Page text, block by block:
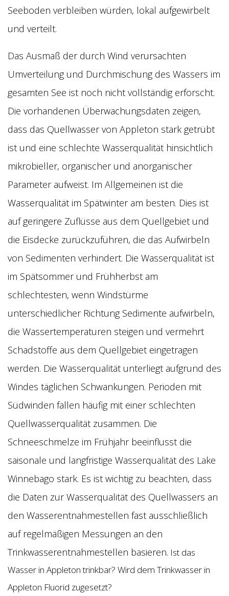
Seeboden verbleiben würden, lokal aufgewirbelt
und verteilt.
Das Ausmaß der durch Wind verursachten
Umverteilung und Durchmischung des Wassers im
gesamten See ist noch nicht vollständig erforscht.
Die vorhandenen Überwachungsdaten zeigen,
dass das Quellwasser von Appleton stark getrübt
ist und eine schlechte Wasserqualität hinsichtlich
mikrobieller, organischer und anorganischer
Parameter aufweist. Im Allgemeinen ist die
Wasserqualität im Spätwinter am besten. Dies ist
auf geringere Zuflüsse aus dem Quellgebiet und
die Eisdecke zurückzuführen, die das Aufwirbeln
von Sedimenten verhindert. Die Wasserqualität ist
im Spätsommer und Frühherbst am
schlechtesten, wenn Windstürme
unterschiedlicher Richtung Sedimente aufwirbeln,
die Wassertemperaturen steigen und vermehrt
Schadstoffe aus dem Quellgebiet eingetragen
werden. Die Wasserqualität unterliegt aufgrund des
Windes täglichen Schwankungen. Perioden mit
Südwinden fallen häufig mit einer schlechten
Quellwasserqualität zusammen. Die
Schneeschmelze im Frühjahr beeinflusst die
saisonale und langfristige Wasserqualität des Lake
Winnebago stark. Es ist wichtig zu beachten, dass
die Daten zur Wasserqualität des Quellwassers an
den Wasserentnahmestellen fast ausschließlich
auf regelmäßigen Messungen an den
Trinkwasserentnahmestellen basieren. Ist das
Wasser in Appleton trinkbar? Wird dem Trinkwasser in
Appleton Fluorid zugesetzt?